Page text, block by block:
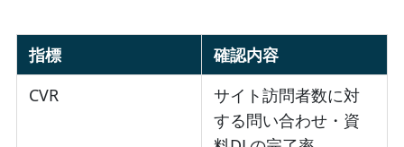
指標
確認内容
CVR
サイト訪問者数に対
する問い合わせ・資